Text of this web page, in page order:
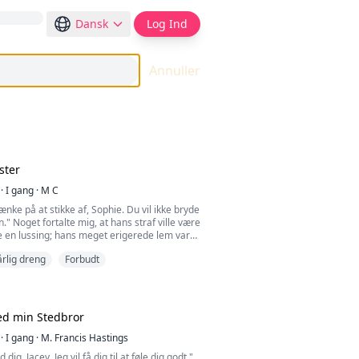
Dansk Log Ind
Annuller
·I gang · M C
på at stikke af, Sophie. Du vil ikke bryde
Noget fortalte mig, at hans straf ville være
en lussing; hans meget erigerede lem var
over ham. "Åhh!" sagde jeg til mig selv.
at røre ham direkte, mens jeg
men så sagde han: "Brug dine hænder.
ved mig." Nå, jeg er allerede i helvede,
dreng Forbudt
min Stedbror
·I gang · M. Francis Hastings